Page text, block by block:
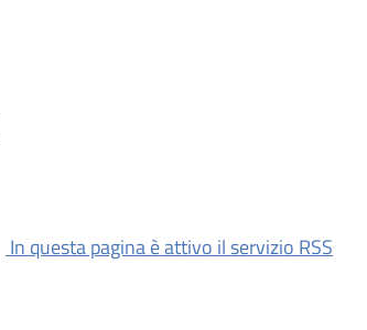
In questa pagina è attivo il servizio RSS